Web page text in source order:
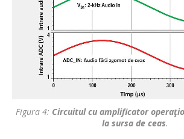
Figura 4: Circuitul cu amplificator
la sursa de ceas.